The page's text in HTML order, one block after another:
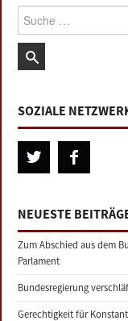
Suche:
SOZIALE
NEUESTE
Zum Abschied aus dem
Parlament
Bundesregierung
Gerechtigkeit für